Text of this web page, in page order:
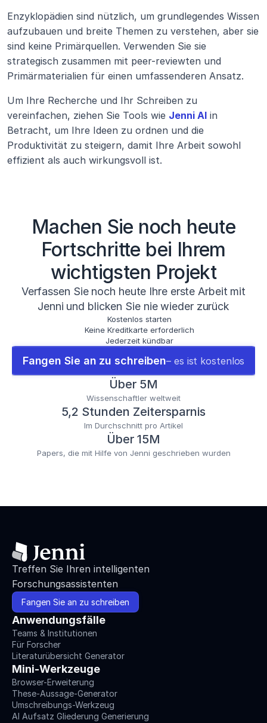
Enzyklopädien sind nützlich, um grundlegendes Wissen
aufzubauen und breite Themen zu verstehen, aber sie
sind keine Primärquellen. Verwenden Sie sie
strategisch zusammen mit peer-reviewten und
Primärmaterialien für einen umfassenderen Ansatz.
Um Ihre Recherche und Ihr Schreiben zu
vereinfachen, ziehen Sie Tools wie Jenni AI in
Betracht, um Ihre Ideen zu ordnen und die
Produktivität zu steigern, damit Ihre Arbeit sowohl
effizient als auch wirkungsvoll ist.
Machen Sie noch heute
Fortschritte bei Ihrem
wichtigsten Projekt
Verfassen Sie noch heute Ihre erste Arbeit mit
Jenni und blicken Sie nie wieder zurück
Kostenlos starten
Keine Kreditkarte erforderlich
Jederzeit kündbar
Fangen Sie an zu schreiben– es ist kostenlos
Über 5M
Wissenschaftler weltweit
5,2 Stunden Zeitersparnis
Im Durchschnitt pro Artikel
Über 15M
Papers, die mit Hilfe von Jenni geschrieben wurden
Treffen Sie Ihren intelligenten
Forschungsassistenten
Fangen Sie an zu schreiben
Anwendungsfälle
Teams & Institutionen
Für Forscher
Literaturübersicht Generator
Mini-Werkzeuge
Browser-Erweiterung
These-Aussage-Generator
Umschreibungs-Werkzeug
AI Aufsatz Gliederung Generierung